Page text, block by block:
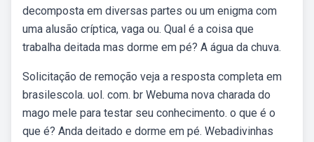
decomposta em diversas partes ou um enigma com
uma alusão críptica, vaga ou. Qual é a coisa que
trabalha deitada mas dorme em pé? A água da chuva.
Solicitação de remoção veja a resposta completa em
brasilescola. uol. com. br Webuma nova charada do
mago mele para testar seu conhecimento. o que é o
que é? Anda deitado e dorme em pé. Webadivinhas